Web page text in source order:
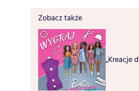
Zobacz także
„Kreacje